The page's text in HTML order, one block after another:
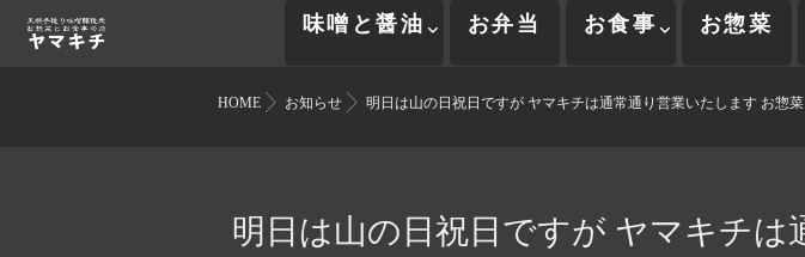
味噌と醤油 お弁当 お食事 お惣菜
HOME お知らせ 明日は山の日祝日ですが ヤマキチは通常通り営業いたします お惣
明日は山の日祝日ですが ヤマキチ